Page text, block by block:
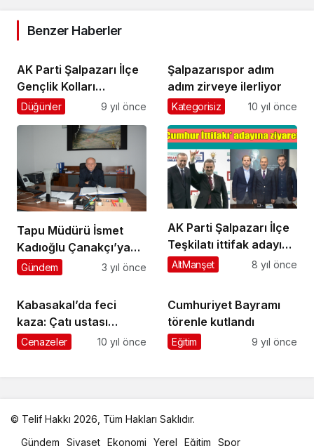
Benzer Haberler
AK Parti Şalpazarı İlçe
Gençlik Kolları
Başkanlığı’na Aydın
Düğünler 9 yıl önce
Şalpazarıspor adım
adım zirveye ilerliyor
Kategorisiz 10 yıl önce
Tapu Müdürü İsmet
Kadıoğlu Çanakçı’ya
atandı
Gündem 3 yıl önce
AK Parti Şalpazarı İlçe
Teşkilatı ittifak adayı
Kurukız’ı ziyaret etti
AltManşet 8 yıl önce
Kabasakal’da feci
kaza: Çatı ustası
hayatını kaybetti
Cenazeler 10 yıl önce
Cumhuriyet Bayramı
törenle kutlandı
Eğitim 9 yıl önce
© Telif Hakkı 2026, Tüm Hakları Saklıdır.
otoGündem Siyaset Ekonomi Yerel Eğitim Spor